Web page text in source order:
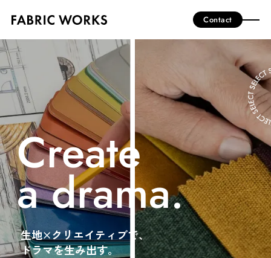
Contact
Create
a drama.
生地×クリエイティブで、
ドラマを生み出す。